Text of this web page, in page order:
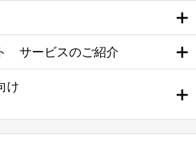
サービスのご紹介
け